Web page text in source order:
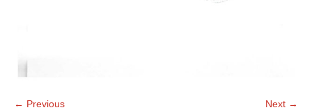
← Previous Next →